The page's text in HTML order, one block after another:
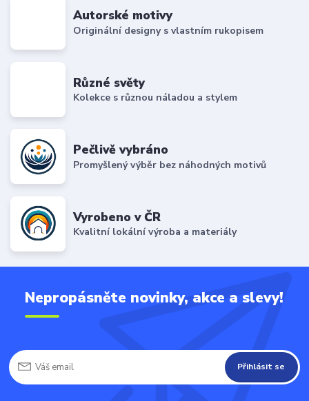
Autorské motivy
Originální designy s vlastním rukopisem
Různé světy
Kolekce s různou náladou a stylem
Pečlivě vybráno
Promyšlený výběr bez náhodných motivů
Vyrobeno v ČR
Kvalitní lokální výroba a materiály
Nepropásněte novinky, akce a slevy!
Přihlásit se